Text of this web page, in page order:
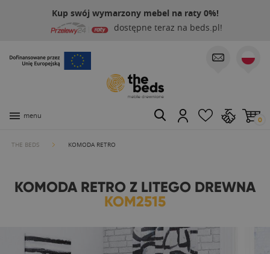
Kup swój wymarzony mebel na raty 0%!
dostępne teraz na beds.pl!
menu 0
THE BEDS KOMODA RETRO
KOMODA RETRO Z LITEGO DREWNA
KOM2515